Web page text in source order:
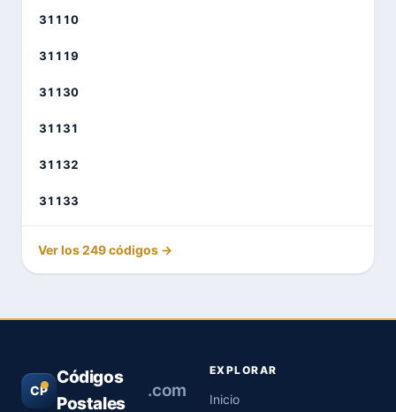
31110
31119
31130
31131
31132
31133
Ver los 249 códigos →
CP
Códigos
Postales
.com
EXPLORAR
Inicio